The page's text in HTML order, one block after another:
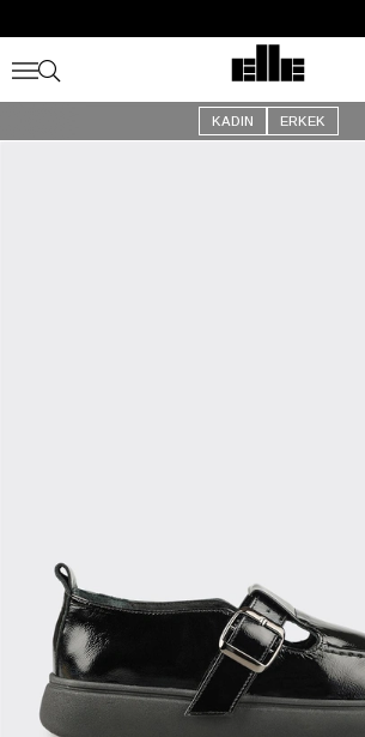
Kargo Ücretsiz!
KADIN ERKEK